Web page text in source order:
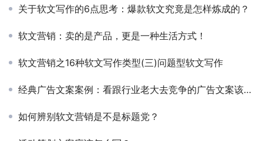
关于软文写作的6点思考：爆款软文究竟是怎样炼成的？
软文营销：卖的是产品，更是一种生活方式！
软文营销之16种软文写作类型(三)问题型软文写作
经典广告文案案例：看跟行业老大去竞争的广告文案该如何去写？
如何辨别软文营销是不是标题党？